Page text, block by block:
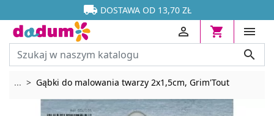

 DOSTAWA OD 13,70 ZŁ






... Rozwiń breadcrumbs
Gąbki do malowania twarzy 2x1,5cm, Grim'Tout